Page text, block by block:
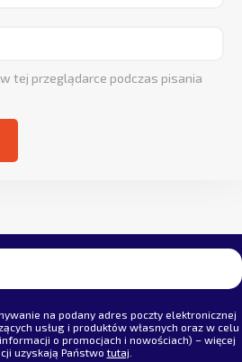
tej przeglądarce podczas pisania
na podany adres poczty elektronicznej
usług i produktów własnych oraz w celu
o promocjach i nowościach) – więcej
uzyskają Państwotutaj